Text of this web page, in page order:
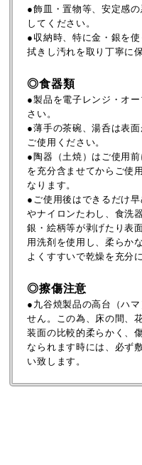
●飾皿・置物等、安定感
してください。
●収納時、特に金・銀を
拭きし汚れを取り丁寧に
◎食器類
●製品を電子レンジ・オ
さい。
●薄手の茶碗、湯呑は表
ご使用ください。
●陶器（土焼）はご使用
を充分含ませてからご使
なります。
●ご使用後はできるだけ
やナイロンたわし、食洗
銀・絵柄等が剥げたり表
用洗剤を使用し、柔らか
よくすすいで乾燥を充分
◎擦傷注意
●九谷焼製品の高台（ハ
せん。この為、床の間、
装面の比較的柔らかく、
なられます時には、必ず
い致します。